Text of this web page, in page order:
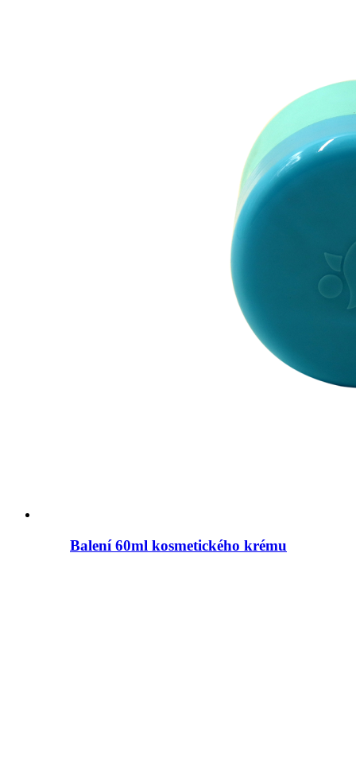
Balení 60ml kosmetického krému